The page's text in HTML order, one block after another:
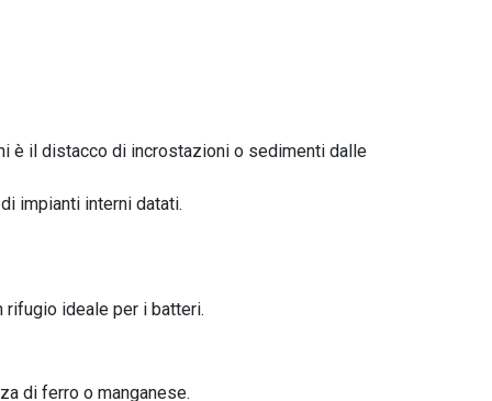
è il distacco di incrostazioni o sedimenti dalle
impianti interni datati.
ideale per i batteri.
di ferro o manganese.